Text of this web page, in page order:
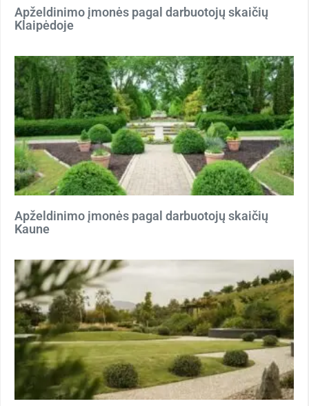
Apželdinimo įmonės pagal darbuotojų skaičių
Klaipėdoje
Apželdinimo įmonės pagal darbuotojų skaičių
Kaune